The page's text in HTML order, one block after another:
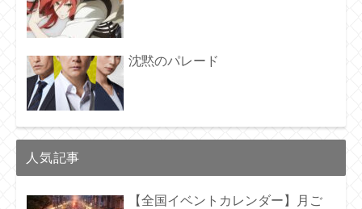
沈黙のパレード
人気記事
【全国イベントカレンダー】月ご